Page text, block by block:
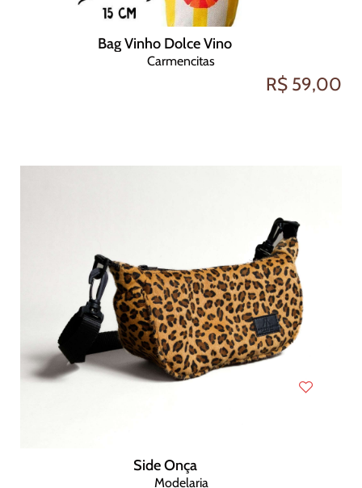
Bag Vinho Dolce Vino
Carmencitas
R$ 59,00
Side Onça
Modelaria